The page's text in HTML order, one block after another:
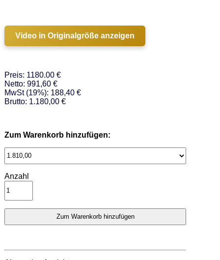
Video in Originalgröße anzeigen
Preis: 1180.00 €
Netto: 991,60 €
MwSt (19%): 188,40 €
Brutto: 1.180,00 €
Zum Warenkorb hinzufügen:
Anzahl